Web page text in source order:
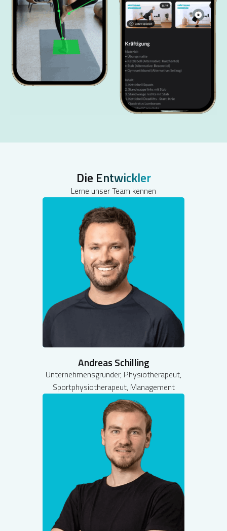
Die Entwickler
Lerne unser Team kennen
Andreas Schilling
Unternehmensgründer, Physiotherapeut,
Sportphysiotherapeut, Management